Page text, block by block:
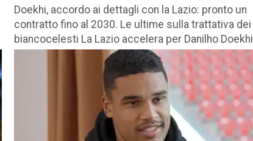
Doekhi, accordo ai dettagli con la Lazio: pronto un
contratto fino al 2030. Le ultime sulla trattativa dei
biancocelesti La Lazio accelera per Danilho Doekhi
e...